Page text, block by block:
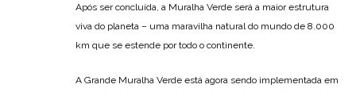
Após ser concluída, a Muralha Verde será a maior estrutura
viva do planeta – uma maravilha natural do mundo de 8.000
km que se estende por todo o continente.
A Grande Muralha Verde está agora sendo implementada em